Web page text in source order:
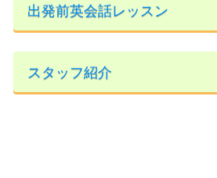
出発前英会話レッスン
スタッフ紹介